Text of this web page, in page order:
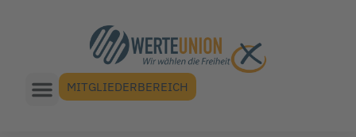
MITGLIEDERBEREICH